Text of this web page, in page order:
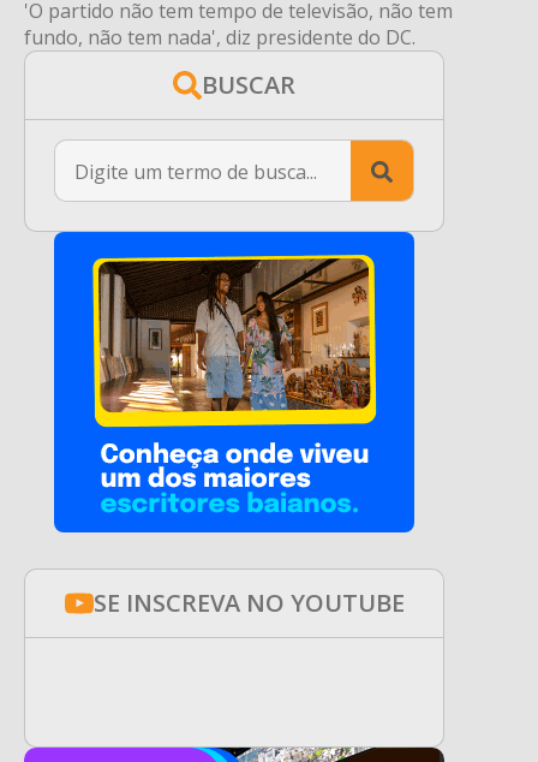
'O partido não tem tempo de televisão, não tem
fundo, não tem nada', diz presidente do DC.
BUSCAR
Search
for:
SE INSCREVA NO YOUTUBE